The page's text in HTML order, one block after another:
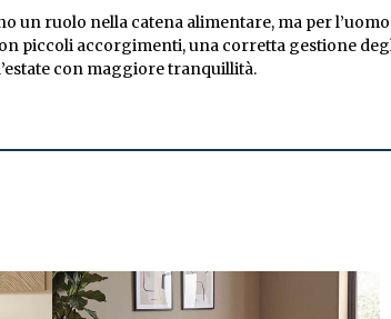
un ruolo nella catena alimentare, ma per
piccoli accorgimenti, una corretta gestione
con maggiore tranquillità.